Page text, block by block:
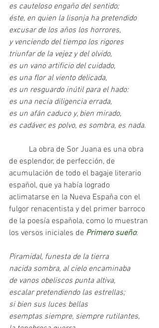
es cauteloso engaño del sentido;
éste, en quien la lisonja ha pretendido
excusar de los años los horrores,
y venciendo del tiempo los rigores
triunfar de la vejez y del olvido,
es un vano artificio del cuidado,
es una flor al viento delicada,
es un resguardo inútil para el hado:
es una necia diligencia errada,
es un afán caduco y, bien mirado,
es cadáver, es polvo, es sombra, es nada.
de esplendor, de perfección, de
acumulación de todo el bagaje literario
español, que ya había logrado
aclimatarse en la Nueva España con el
fulgor renacentista y del primer barroco
de la poesía española, como lo muestran
los versos iniciales de Primero sueño:
Piramidal, funesta de la tierra
nacida sombra, al cielo encaminaba
de vanos obeliscos punta altiva,
escalar pretendiendo las estrellas;
si bien sus luces bellas
esemptas siempre, siempre rutilantes,